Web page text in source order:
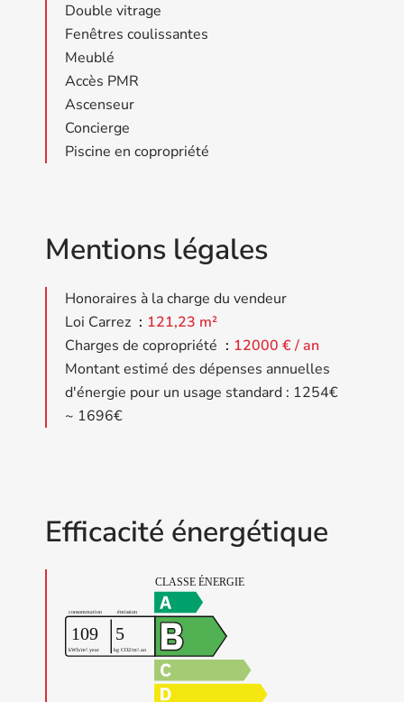
Double vitrage
Fenêtres coulissantes
Meublé
Accès PMR
Ascenseur
Concierge
Piscine en copropriété
Mentions légales
Honoraires à la charge du vendeur
Loi Carrez
121,23 m²
Charges de copropriété
12000 € / an
Montant estimé des dépenses annuelles
d'énergie pour un usage standard : 1254€
~ 1696€
Efficacité énergétique